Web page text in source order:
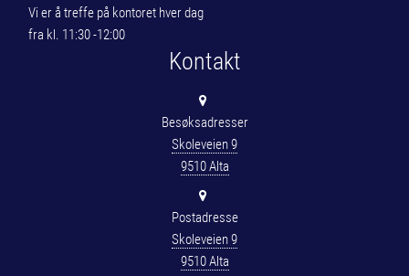
Vi er å treffe på kontoret hver dag
fra kl. 11:30 -12:00
Kontakt
Besøksadresser
Skoleveien 9
9510 Alta
Postadresse
Skoleveien 9
9510 Alta